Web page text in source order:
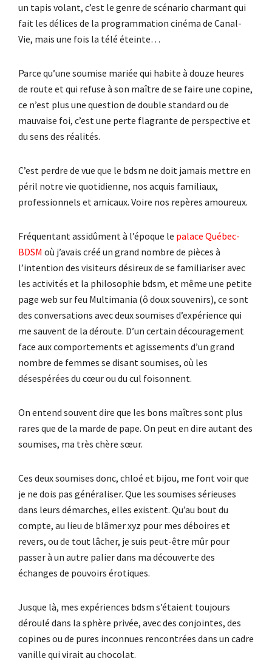
un tapis volant, c’est le genre de scénario charmant qui
fait les délices de la programmation cinéma de Canal-
Vie, mais une fois la télé éteinte…
Parce qu’une soumise mariée qui habite à douze heures
de route et qui refuse à son maître de se faire une copine,
ce n’est plus une question de double standard ou de
mauvaise foi, c’est une perte flagrante de perspective et
du sens des réalités.
C’est perdre de vue que le bdsm ne doit jamais mettre en
péril notre vie quotidienne, nos acquis familiaux,
professionnels et amicaux. Voire nos repères amoureux.
Fréquentant assidûment à l’époque le palace Québec-
BDSM où j’avais créé un grand nombre de pièces à
l’intention des visiteurs désireux de se familiariser avec
les activités et la philosophie bdsm, et même une petite
page web sur feu Multimania (ô doux souvenirs), ce sont
des conversations avec deux soumises d’expérience qui
me sauvent de la déroute. D’un certain découragement
face aux comportements et agissements d’un grand
nombre de femmes se disant soumises, où les
désespérées du cœur ou du cul foisonnent.
On entend souvent dire que les bons maîtres sont plus
rares que de la marde de pape. On peut en dire autant des
soumises, ma très chère sœur.
Ces deux soumises donc, chloé et bijou, me font voir que
je ne dois pas généraliser. Que les soumises sérieuses
dans leurs démarches, elles existent. Qu’au bout du
compte, au lieu de blâmer xyz pour mes déboires et
revers, ou de tout lâcher, je suis peut-être mûr pour
passer à un autre palier dans ma découverte des
échanges de pouvoirs érotiques.
Jusque là, mes expériences bdsm s’étaient toujours
déroulé dans la sphère privée, avec des conjointes, des
copines ou de pures inconnues rencontrées dans un cadre
vanille qui virait au chocolat.